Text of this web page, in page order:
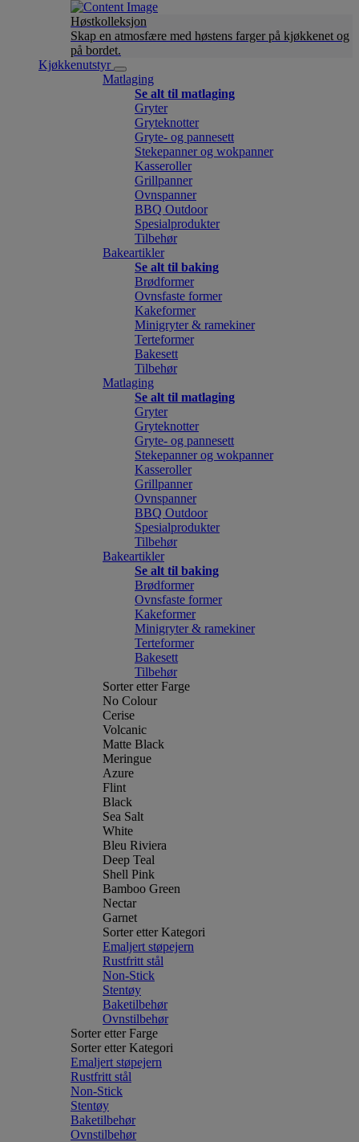
Høstkolleksjon
Skap en atmosfære med høstens farger på kjøkkenet og
på bordet.
Kjøkkenutstyr
Matlaging
Se alt til matlaging
Gryter
Gryteknotter
Gryte- og pannesett
Stekepanner og wokpanner
Kasseroller
Grillpanner
Ovnspanner
BBQ Outdoor
Spesialprodukter
Tilbehør
Bakeartikler
Se alt til baking
Brødformer
Ovnsfaste former
Kakeformer
Minigryter & ramekiner
Terteformer
Bakesett
Tilbehør
Matlaging
Se alt til matlaging
Gryter
Gryteknotter
Gryte- og pannesett
Stekepanner og wokpanner
Kasseroller
Grillpanner
Ovnspanner
BBQ Outdoor
Spesialprodukter
Tilbehør
Bakeartikler
Se alt til baking
Brødformer
Ovnsfaste former
Kakeformer
Minigryter & ramekiner
Terteformer
Bakesett
Tilbehør
Sorter etter Farge
No Colour
Cerise
Volcanic
Matte Black
Meringue
Azure
Flint
Black
Sea Salt
White
Bleu Riviera
Deep Teal
Shell Pink
Bamboo Green
Nectar
Garnet
Sorter etter Kategori
Emaljert støpejern
Rustfritt stål
Non-Stick
Stentøy
Baketilbehør
Ovnstilbehør
Sorter etter Farge
Sorter etter Kategori
Emaljert støpejern
Rustfritt stål
Non-Stick
Stentøy
Baketilbehør
Ovnstilbehør